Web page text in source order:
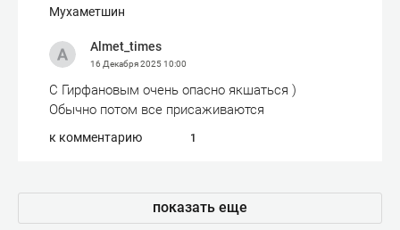
Мухаметшин
Almet_times
16 Декабря 202510:00
С Гирфановым очень опасно якшаться )
Обычно потом все присаживаются
к комментарию 1
показать еще